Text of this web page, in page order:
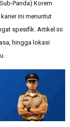
Panda) Korem
ini menuntut
spesifik. Artikel ini
hingga lokasi